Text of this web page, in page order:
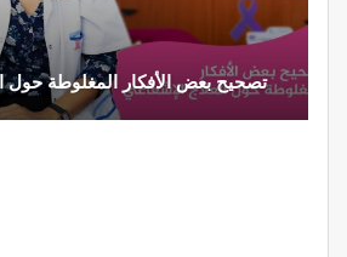
تصحيح بعض الأفكار المغلوطة حول